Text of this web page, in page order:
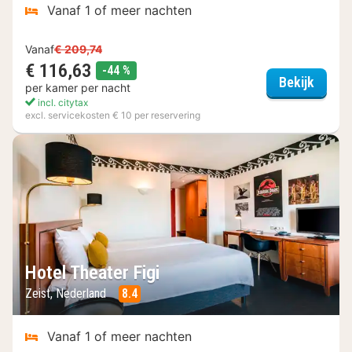
Vanaf 1 of meer nachten
Vanaf€ 209,74
€ 116,63 -44 %
per kamer per nacht
incl. citytax
excl. servicekosten € 10 per reservering
Bekijk
Hotel Theater Figi
Zeist, Nederland 8.4
Vanaf 1 of meer nachten